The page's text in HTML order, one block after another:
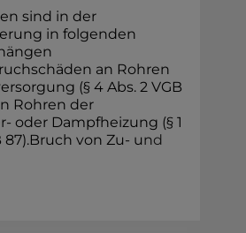
sind in der
in folgenden
an Rohren
(§ 4 Abs. 2 VGB
Rohren der
oder Dampfheizung (§ 1
87).Bruch von Zu- und